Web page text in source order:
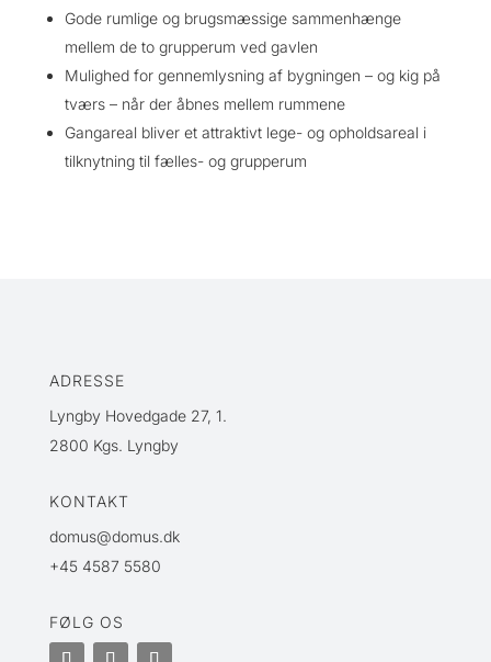
Gode rumlige og brugsmæssige sammenhænge
mellem de to grupperum ved gavlen
Mulighed for gennemlysning af bygningen – og kig på
tværs – når der åbnes mellem rummene
Gangareal bliver et attraktivt lege- og opholdsareal i
tilknytning til fælles- og grupperum
ADRESSE
Lyngby Hovedgade 27, 1.
2800 Kgs. Lyngby
KONTAKT
domus@domus.dk
+45 4587 5580
FØLG OS